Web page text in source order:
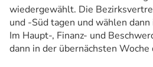
wiedergewählt. Die
und -Süd tagen und wählen
Im Haupt-, Finanz- und
dann in der übernächsten